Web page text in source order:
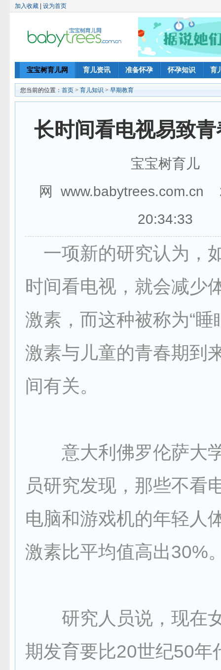
加入收藏 设为首页
宝宝树育儿网 育儿资讯 准备怀孕 怀孕知识 育
您当前的位置： 首页 > 育儿知识 > 早期教育
长时间看电视易致
宝宝树育儿
网 www.babytrees.com.cn
20:34:33
一项新的研究认为，
时间看电视，就会减少
激素，而这种被称为“睡
激素与儿童的青春期到
间有关。
意大利佛罗伦萨大
员研究发现，那些不看
电脑和游戏机的年轻人
激素比平均值高出30%
研究人员说，现在
期发育要比20世纪50年